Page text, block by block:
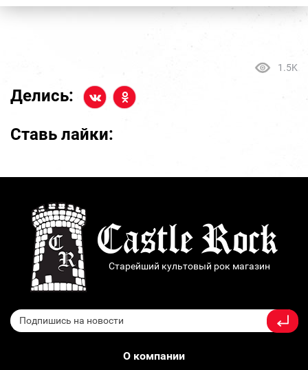
1.5K
Делись:
Ставь лайки:
Старейший культовый рок магазин
О компании